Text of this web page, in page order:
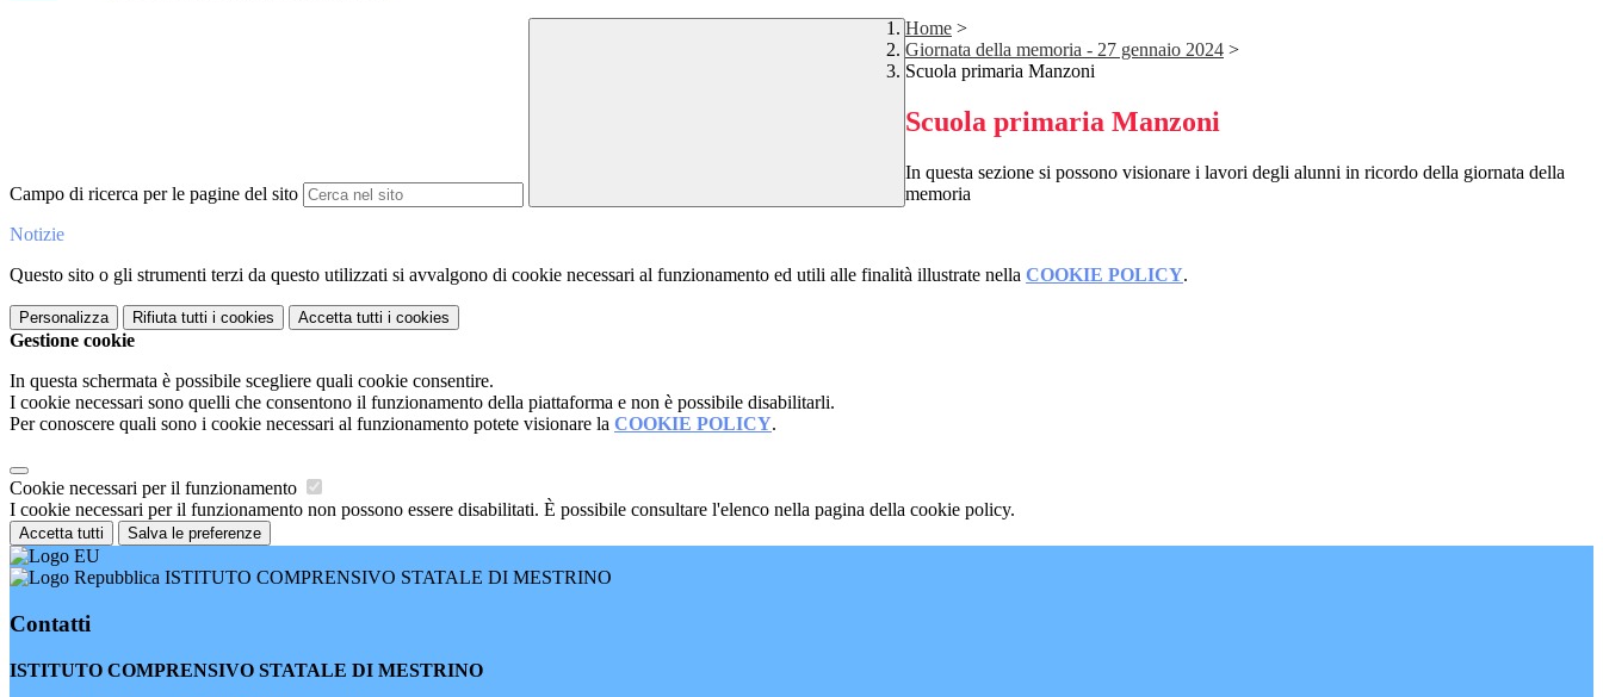
Campo di ricerca per le pagine del sito
Home >
Giornata della memoria - 27 gennaio 2024 >
Scuola primaria Manzoni
Scuola primaria Manzoni
In questa sezione si possono visionare i lavori degli alunni in ricordo della giornata della
memoria
Notizie
Questo sito o gli strumenti terzi da questo utilizzati si avvalgono di cookie necessari al funzionamento ed utili alle finalità illustrate nella COOKIE POLICY.
Personalizza Rifiuta tutti i cookies Accetta tutti i cookies
Gestione cookie
In questa schermata è possibile scegliere quali cookie consentire.
I cookie necessari sono quelli che consentono il funzionamento della piattaforma e non è possibile disabilitarli.
Per conoscere quali sono i cookie necessari al funzionamento potete visionare la COOKIE POLICY.
Cookie necessari per il funzionamento
I cookie necessari per il funzionamento non possono essere disabilitati. È possibile consultare l'elenco nella pagina della cookie policy.
Accetta tutti Salva le preferenze
ISTITUTO COMPRENSIVO STATALE DI MESTRINO
Contatti
ISTITUTO COMPRENSIVO STATALE DI MESTRINO